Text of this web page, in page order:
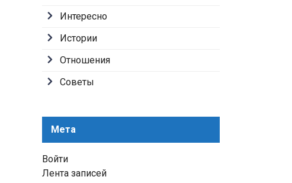
Интересно
Истории
Отношения
Советы
Мета
Войти
Лента записей